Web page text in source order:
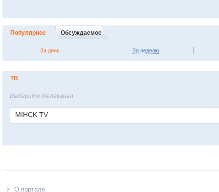
Популярное Обсуждаемое
За день За неделю
ТВ
Выберите телеканал
MIHCK TV
О портале